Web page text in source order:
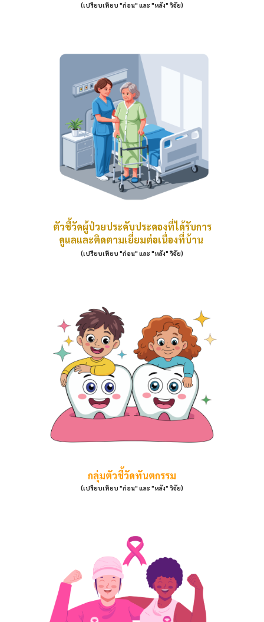
(เปรียบเทียบ "ก่อน" และ "หลัง" วิจัย)
ตัวชี้วัดผู้ป่วยประคับประคองที่ได้รับการ
ดูแลและติดตามเยี่ยมต่อเนื่องที่บ้าน
(เปรียบเทียบ "ก่อน" และ "หลัง" วิจัย)
กลุ่มตัวชี้วัดทันตกรรม
(เปรียบเทียบ "ก่อน" และ "หลัง" วิจัย)